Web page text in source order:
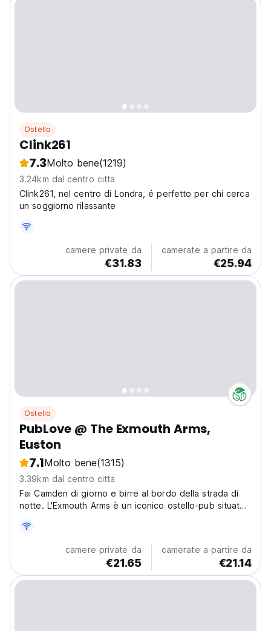
Ostello
Clink261
7.3Molto bene(1219)
3.24km dal centro citta
Clink261, nel centro di Londra, é perfetto per chi cerca
un soggiorno rilassante
camere private da
€31.83
camerate a partire da
€25.94
Ostello
PubLove @ The Exmouth Arms,
Euston
7.1Molto bene(1315)
3.39km dal centro citta
Fai Camden di giorno e birre al bordo della strada di
notte. L'Exmouth Arms è un iconico ostello-pub situato
camere private da
€21.65
camerate a partire da
€21.14